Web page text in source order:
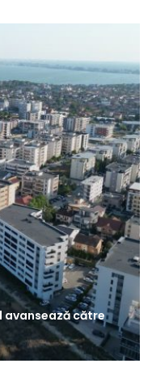
avansează către